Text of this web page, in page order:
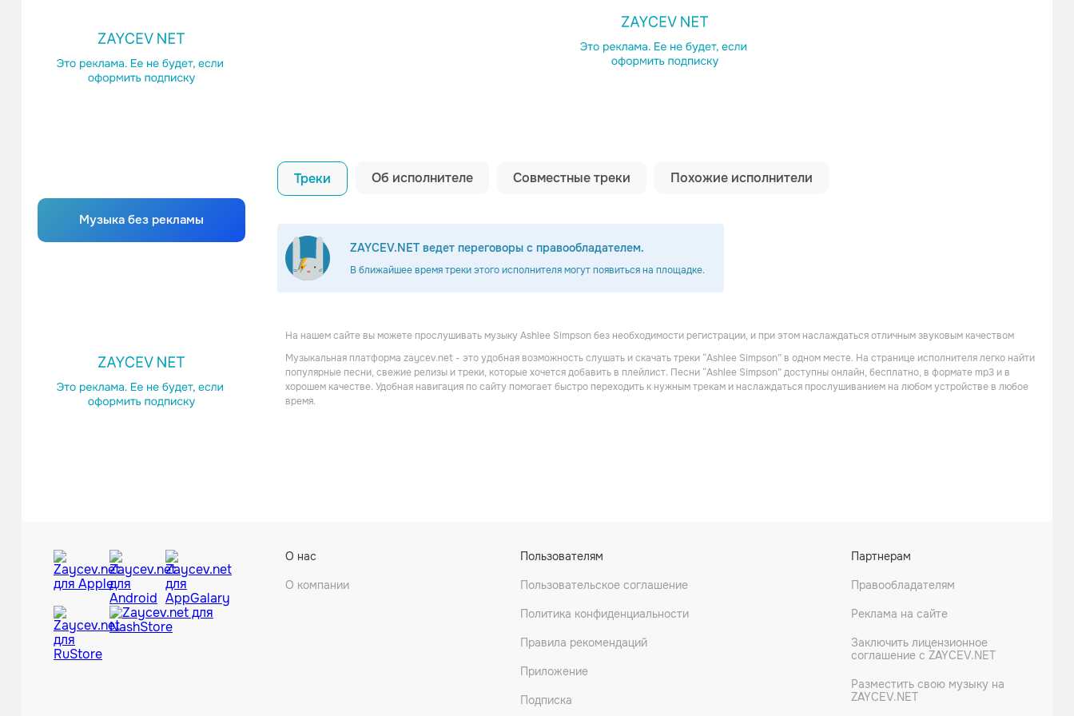
Музыка без рекламы
Копировать ссылку
Треки Об исполнителе Совместные треки Похожие исполнители
ZAYCEV.NET ведет переговоры с правообладателем.
В ближайшее время треки этого исполнителя могут появиться на площадке.
Stacie Orrico
Поп
Skye Sweetnam
Поп
Paris Hilton
Поп
Nicole Scherzinger
Поп
Natasha Bedingfield
Поп
На нашем сайте вы можете прослушивать музыку Ashlee Simpson без необходимости регистрации, и при этом наслаждаться отличным звуковым качеством
Музыкальная платформа zaycev.net - это удобная возможность слушать и скачать треки “Ashlee Simpson” в одном месте. На странице исполнителя легко найти
популярные песни, свежие релизы и треки, которые хочется добавить в плейлист. Песни “Ashlee Simpson” доступны онлайн, бесплатно, в формате mp3 и в
хорошем качестве. Удобная навигация по сайту помогает быстро переходить к нужным трекам и наслаждаться прослушиванием на любом устройстве в любое
время.
О нас
О компании
Пользователям
Пользовательское соглашение
Политика конфиденциальности
Правила рекомендаций
Приложение
Подписка
Партнерам
Правообладателям
Реклама на сайте
Заключить лицензионное
соглашение с ZAYCEV.NET
Разместить свою музыку на
ZAYCEV.NET